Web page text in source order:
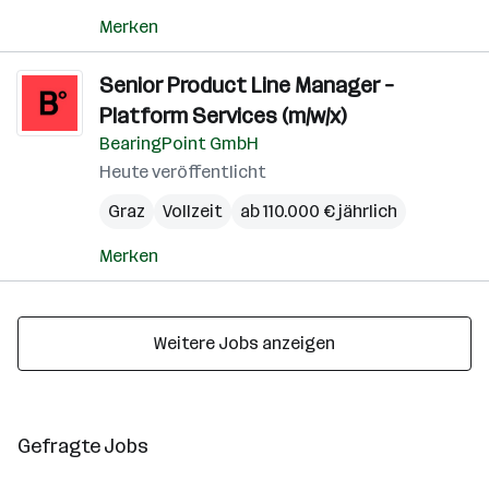
Merken
Senior Product Line Manager –
Platform Services (m/w/x)
BearingPoint GmbH
Heute veröffentlicht
Graz
Vollzeit ab 110.000 € jährlich
Merken
Weitere Jobs anzeigen
Gefragte Jobs